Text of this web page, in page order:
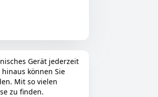
Gerät jederzeit
können Sie
Mit so vielen
zu finden.